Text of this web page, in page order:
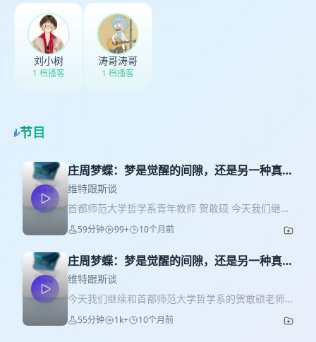
刘小树
1 档播客
涛哥涛哥
1 档播客
节目
庄周梦蝶：梦是觉醒的间隙，还是另一种真
实？（下）
维特跟斯谈
首都师范大学哲学系青年教师 贺敢硕 今天我们继续
和首都师范大学的贺敢硕老师一起阅读《庄子哲学
讲记》的第十章。 上一期我们聊到了为什么梦的体
我们聊到了庄子中两个重要的关于梦的故事，丽姬
悔泣和庄周梦蝶。 郑开老师在《庄子哲学讲记》中
举出了一个说法：日常的观念极有可能是意见，而
哲学最重要的任务就是破斥意见，追求稳固的且具
有必然性的知识。丽姬悔泣的故事提示我们一个问
59分钟 99+ 10个月前
庄周梦蝶：梦是觉醒的间隙，还是另一种真
实？（上）
维特跟斯谈
今天我们继续和首都师范大学哲学系的贺敢硕老师
一起阅读《庄子哲学讲记》的第十章，这一章的主
题是“梦”。 自古以来，梦，作为人类意识活动的神
55分钟 1k+ 10个月前